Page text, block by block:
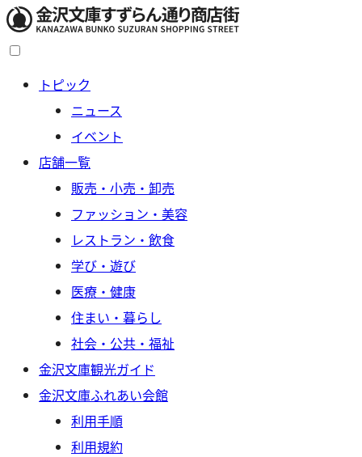
トピック
ニュース
イベント
店舗一覧
販売・小売・卸売
ファッション・美容
レストラン・飲食
学び・遊び
医療・健康
住まい・暮らし
社会・公共・福祉
金沢文庫観光ガイド
金沢文庫ふれあい会館
利用手順
利用規約